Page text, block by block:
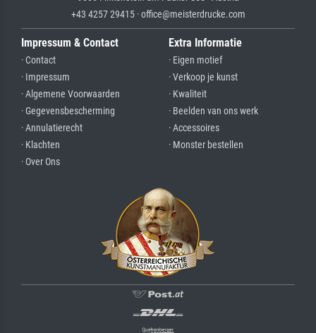
+43 4257 29415 · office@meisterdrucke.com
Impressum & Contact
· Contact
· Impressum
· Algemene Voorwaarden
· Gegevensbescherming
· Annulatierecht
· Klachten
· Over Ons
Extra Informatie
· Eigen motief
· Verkoop je kunst
· Kwaliteit
· Beelden van ons werk
· Accessoires
· Monster bestellen